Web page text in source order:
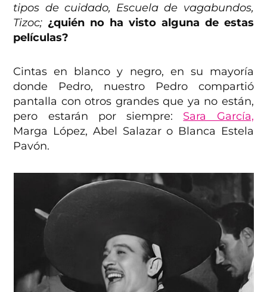
tipos de cuidado, Escuela de vagabundos,
Tizoc; ¿quién no ha visto alguna de estas
películas?
Cintas en blanco y negro, en su mayoría
donde Pedro, nuestro Pedro compartió
pantalla con otros grandes que ya no están,
pero estarán por siempre: Sara García,
Marga López, Abel Salazar o Blanca Estela
Pavón.